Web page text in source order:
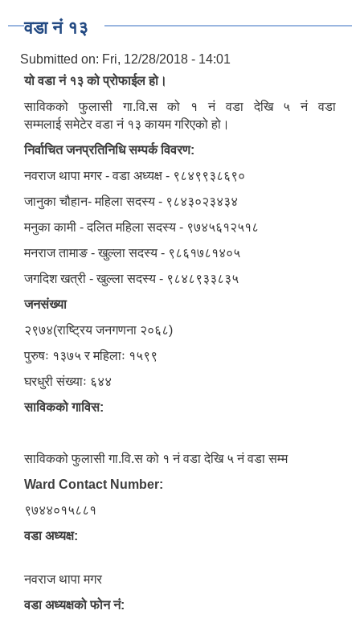
वडा नं १३
Submitted on: Fri, 12/28/2018 - 14:01
यो वडा नं १३ को प्रोफाईल हो।
साविकको फुलासी गा.वि.स को १ नं वडा देखि ५ नं वडा
सम्मलाई समेटेर वडा नं १३ कायम गरिएको हो।
निर्वाचित जनप्रतिनिधि सम्पर्क विवरण:
नवराज थापा मगर - वडा अध्यक्ष - ९८४९९३८६९०
जानुका चौहान- महिला सदस्य - ९८४३०२३४३४
मनुका कामी - दलित महिला सदस्य - ९७४५६१२५१८
मनराज तामाङ - खुल्ला सदस्य - ९८६१७८१४०५
जगदिश खत्री - खुल्ला सदस्य - ९८४८९३३८३५
जनसंख्या
२९७४(राष्ट्रिय जनगणना २०६८)
पुरुषः १३७५ र महिलाः १५९९
घरधुरी संख्याः ६४४
साविकको गाविस:
साविकको फुलासी गा.वि.स को १ नं वडा देखि ५ नं वडा सम्म
Ward Contact Number:
९७४४०१५८८१
वडा अध्यक्ष:
नवराज थापा मगर
वडा अध्यक्षको फोन नं: